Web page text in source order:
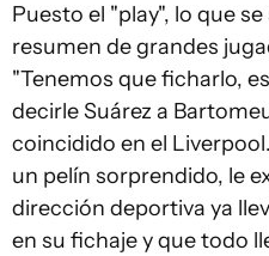
Puesto el "play", lo que
resumen de grandes
"Tenemos que ficharlo,
decirle Suárez a
coincidido en el
un pelín sorprendido, le
dirección deportiva ya
en su fichaje y que todo